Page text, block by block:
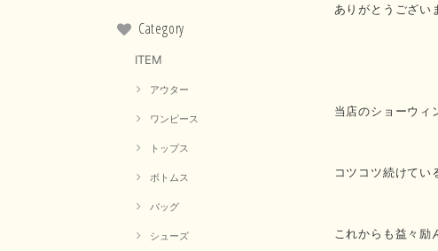
Category
ITEM
アウター
ワンピース
トップス
ボトムス
バッグ
シューズ
ありがとうござい
当店のショーウィ
コツコツ続けてい
これからも益々励